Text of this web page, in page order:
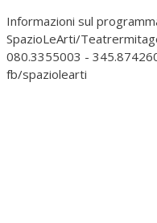
Informazioni sul
SpazioLeArti/
080.3355003 -
fb/spaziolearti